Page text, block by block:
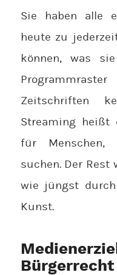
Sie haben alle
heute zu
können, was
Zeitschriften
Streaming heißt
für Menschen,
suchen. Der Rest
wie jüngst
Kunst.